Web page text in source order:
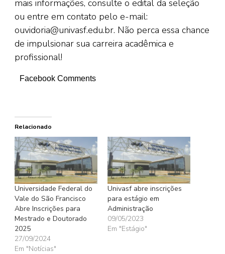
mais informações, consulte o edital da seleção
ou entre em contato pelo e-mail:
ouvidoria@univasf.edu.br. Não perca essa chance
de impulsionar sua carreira acadêmica e
profissional!
Facebook Comments
Relacionado
Universidade Federal do
Vale do São Francisco
Abre Inscrições para
Mestrado e Doutorado
2025
27/09/2024
Em "Notícias"
Univasf abre inscrições
para estágio em
Administração
09/05/2023
Em "Estágio"